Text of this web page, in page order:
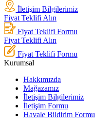
İletişim Bilgilerimiz
Fiyat Teklifi Alın
Fiyat Teklifi Formu
Fiyat Teklifi Alın
Fiyat Teklifi Formu
Kurumsal
Hakkımızda
Mağazamız
İletişim Bilgilerimiz
İletişim Formu
Havale Bildirim Formu